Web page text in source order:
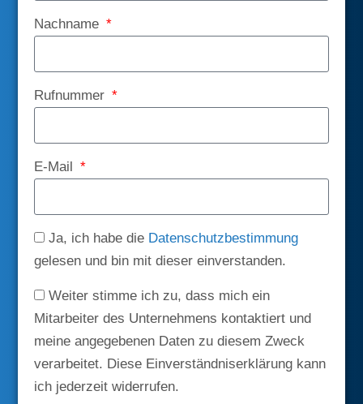
Nachname
Rufnummer
E-Mail
Ja, ich habe die Datenschutzbestimmung
gelesen und bin mit dieser einverstanden.
Weiter stimme ich zu, dass mich ein
Mitarbeiter des Unternehmens kontaktiert und
meine angegebenen Daten zu diesem Zweck
verarbeitet. Diese Einverständniserklärung kann
ich jederzeit widerrufen.